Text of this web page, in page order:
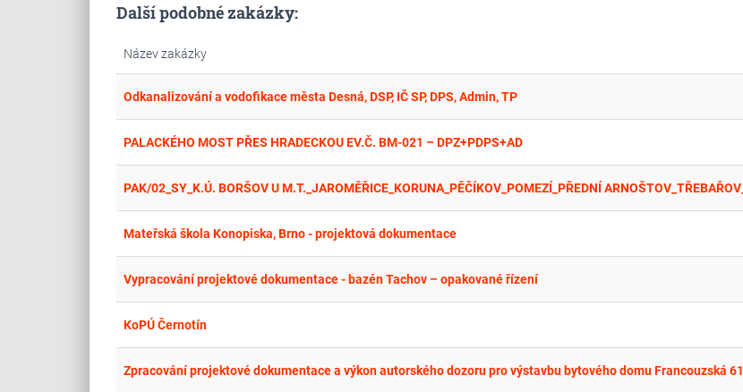
Další podobné zakázky:
Název zakázky
Odkanalizování a vodofikace města Desná, DSP, IČ SP, DPS, Admin, TP
PALACKÉHO MOST PŘES HRADECKOU EV.Č. BM-021 – DPZ+PDPS+AD
Mateřská škola Konopiska, Brno - projektová dokumentace
Vypracování projektové dokumentace - bazén Tachov – opakované řízení
KoPÚ Černotín
Zpracování projektové dokumentace a výkon autorského dozoru pro výstavbu bytového domu Francouzská 61